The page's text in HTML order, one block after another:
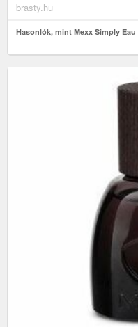
brasty.hu
Hasonlók, mint Mexx Simply